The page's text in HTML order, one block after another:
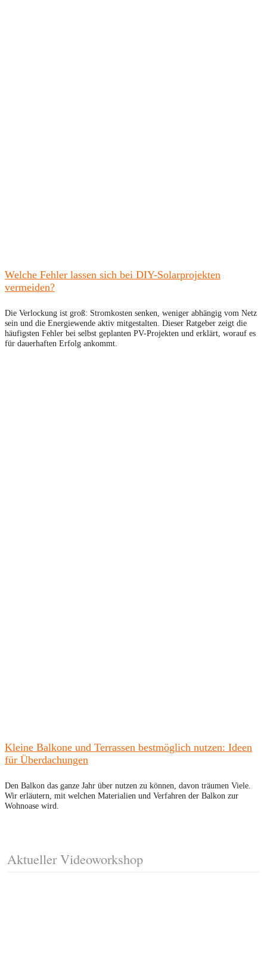
Welche Fehler lassen sich bei DIY-Solarprojekten
vermeiden?
Die Verlockung ist groß: Stromkosten senken, weniger abhängig vom Netz
sein und die Energiewende aktiv mitgestalten. Dieser Ratgeber zeigt die
häufigsten Fehler bei selbst geplanten PV-Projekten und erklärt, worauf es
für dauerhaften Erfolg ankommt.
Kleine Balkone und Terrassen bestmöglich nutzen: Ideen
für Überdachungen
Den Balkon das ganze Jahr über nutzen zu können, davon träumen Viele.
Wir erläutern, mit welchen Materialien und Verfahren der Balkon zur
Wohnoase wird.
Aktueller Videoworkshop